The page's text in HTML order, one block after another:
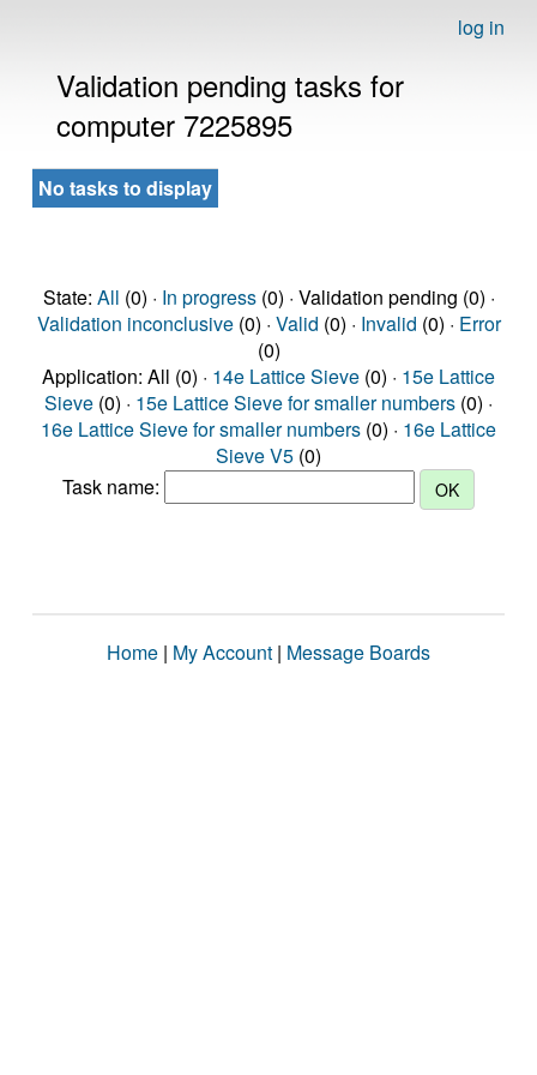
log in
Validation pending tasks for
computer 7225895
No tasks to display
State: All (0) · In progress(0) · Validation pending (0) ·
Validation inconclusive(0) · Valid (0) · Invalid (0) · Error
(0)
Application: All (0) · 14e Lattice Sieve (0) · 15e Lattice
Sieve (0) · 15e Lattice Sieve for smaller numbers (0) ·
16e Lattice Sieve for smaller numbers (0) · 16e Lattice
Sieve V5 (0)
Task name:
Home | My Account | Message Boards